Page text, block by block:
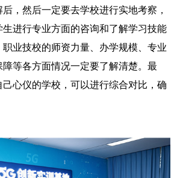
，然后一定要去学校进行实地考察，
进行专业方面的咨询和了解学习技能
业技校的师资力量、办学规模、专业
等各方面情况一定要了解清楚。最
己心仪的学校，可以进行综合对比，确